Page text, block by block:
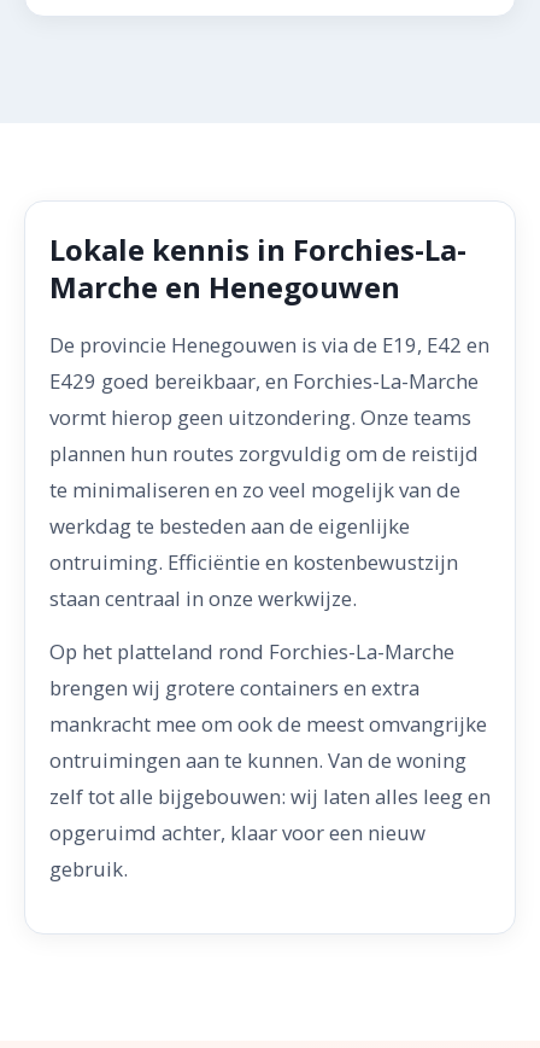
Lokale kennis in Forchies-La-
Marche en Henegouwen
De provincie Henegouwen is via de E19, E42 en
E429 goed bereikbaar, en Forchies-La-Marche
vormt hierop geen uitzondering. Onze teams
plannen hun routes zorgvuldig om de reistijd
te minimaliseren en zo veel mogelijk van de
werkdag te besteden aan de eigenlijke
ontruiming. Efficiëntie en kostenbewustzijn
staan centraal in onze werkwijze.
Op het platteland rond Forchies-La-Marche
brengen wij grotere containers en extra
mankracht mee om ook de meest omvangrijke
ontruimingen aan te kunnen. Van de woning
zelf tot alle bijgebouwen: wij laten alles leeg en
opgeruimd achter, klaar voor een nieuw
gebruik.